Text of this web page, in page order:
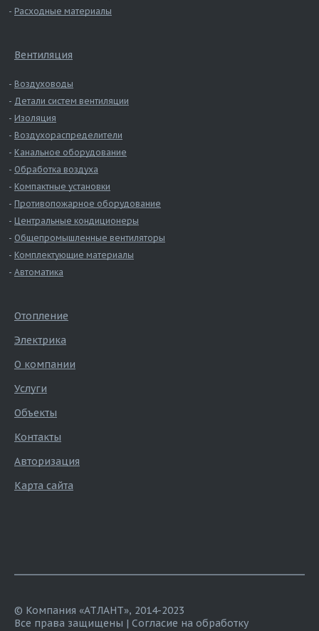
Расходные материалы
Вентиляция
Воздуховоды
Детали систем вентиляции
Изоляция
Воздухораспределители
Канальное оборудование
Обработка воздуха
Компактные установки
Противопожарное оборудование
Центральные кондиционеры
Общепромышленные вентиляторы
Комплектующие материалы
Автоматика
Отопление
Электрика
О компании
Услуги
Объекты
Контакты
Авторизация
Карта сайта
© Компания «АТЛАНТ», 2014-2023
Все права защищены | Согласие на обработку